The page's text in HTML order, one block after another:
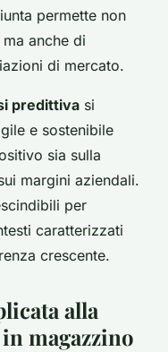
permette non
anche di
di mercato.
predittiva si
e sostenibile
sia sulla
margini aziendali.
per
caratterizzati
crescente.
alla
magazzino